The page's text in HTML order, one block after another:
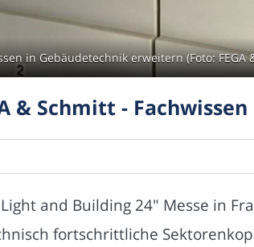
in Gebäudetechnik erweitern (Foto:
& Schmitt -
and Building 24" Messe in
fortschrittliche